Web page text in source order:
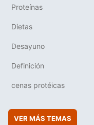
Proteínas
Dietas
Desayuno
Definición
cenas protéicas
VER MÁS TEMAS